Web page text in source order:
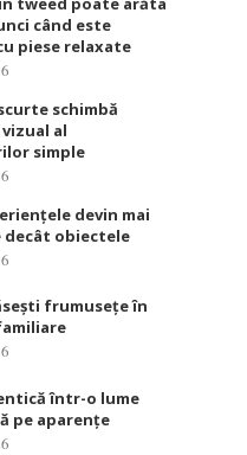
când este
piese relaxate
schimbă
al
simple
devin mai
decât obiectele
frumusețe în
într-o lume
pe aparențe